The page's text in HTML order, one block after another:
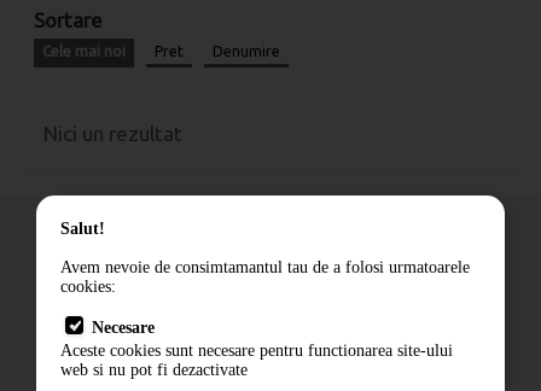
Sortare
Cele mai noi Pret Denumire
Nici un rezultat
Cum comand
Livrare
Contact
Salut!
Avem nevoie de consimtamantul tau de a folosi urmatoarele
cookies:
Necesare
Aceste cookies sunt necesare pentru functionarea site-ului
web si nu pot fi dezactivate